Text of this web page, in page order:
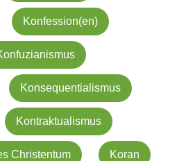
Konfession(en)
Konsequentialismus
Kontraktualismus
Christentum Koran